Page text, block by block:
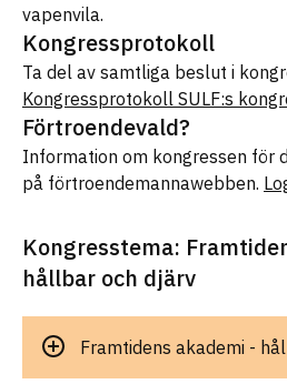
vapenvila.
Kongressprotokoll
Ta del av samtliga beslut i
Kongressprotokoll SULF:s
Förtroendevald?
Information om kongressen för
på förtroendemannawebben.
Kongresstema:
hållbar och djärv
Framtidens akademi -